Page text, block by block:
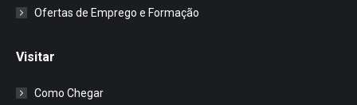
Ofertas de Emprego e Formação
Visitar
Como Chegar